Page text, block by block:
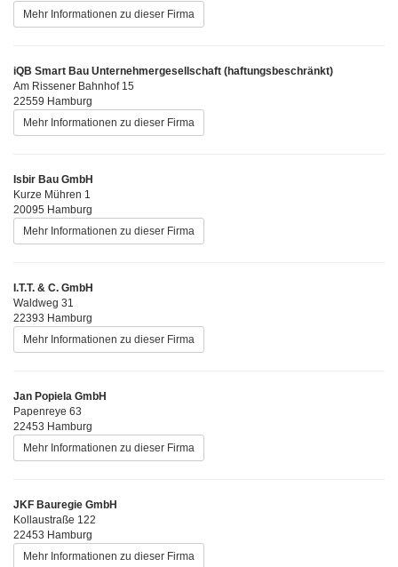
Mehr Informationen zu dieser Firma
iQB Smart Bau Unternehmergesellschaft (haftungsbeschränkt)
Am Rissener Bahnhof 15
22559 Hamburg
Mehr Informationen zu dieser Firma
Isbir Bau GmbH
Kurze Mühren 1
20095 Hamburg
Mehr Informationen zu dieser Firma
I.T.T. & C. GmbH
Waldweg 31
22393 Hamburg
Mehr Informationen zu dieser Firma
Jan Popiela GmbH
Papenreye 63
22453 Hamburg
Mehr Informationen zu dieser Firma
JKF Bauregie GmbH
Kollaustraße 122
22453 Hamburg
Mehr Informationen zu dieser Firma